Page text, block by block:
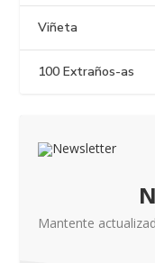
Viñeta
100 Extraños-as
Mantente